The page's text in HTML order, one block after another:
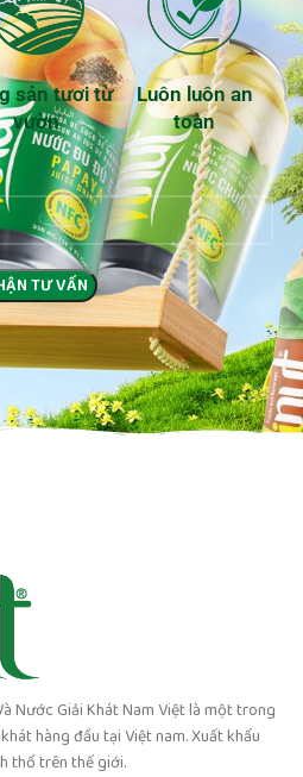
sản tươi từ
vườn
Luôn luôn an
toàn
Nước Giải Khát Nam Việt là một trong
hàng đầu tại Việt nam. Xuất khẩu
thổ trên thế giới.